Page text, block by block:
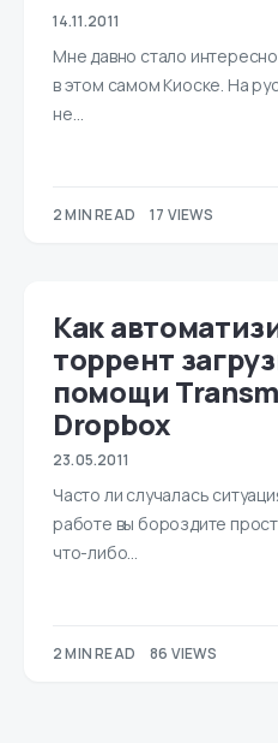
14.11.2011
Мне давно стало
в этом самом Киоске. На
не…
2 MIN READ 17 VIEWS
Как
торрент
помощи
Dropbox
23.05.2011
Часто ли случалась
работе вы бороздите
что-либо…
2 MIN READ 86 VIEWS